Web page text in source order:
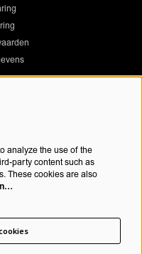
analyze the use of the
party content such as
These cookies are also